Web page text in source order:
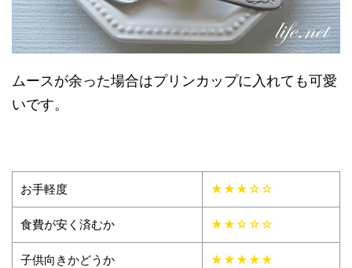
ムースが余った場合はプリンカップに入れても可愛
いです。
お手軽度 ★★★☆☆
食費が安く済むか ★★☆☆☆
子供向きかどうか ★★★★★